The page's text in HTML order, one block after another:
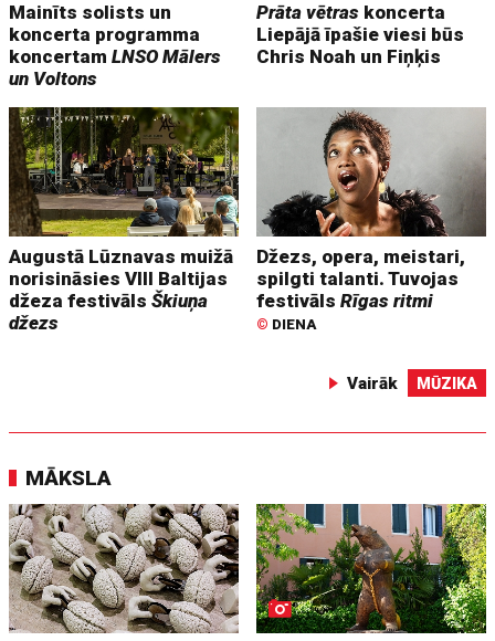
Mainīts solists un
koncerta programma
koncertamLNSO Mālers
un Voltons
Prāta vētras koncerta
Liepājā īpašie viesi būs
Chris Noah un Fiņķis
Augustā Lūznavas muižā
norisināsies VIII Baltijas
džeza festivālsŠkiuņa
džezs
Džezs, opera, meistari,
spilgti talanti. Tuvojas
festivālsRīgas ritmi
© DIENA
Vairāk MŪZIKA
MĀKSLA